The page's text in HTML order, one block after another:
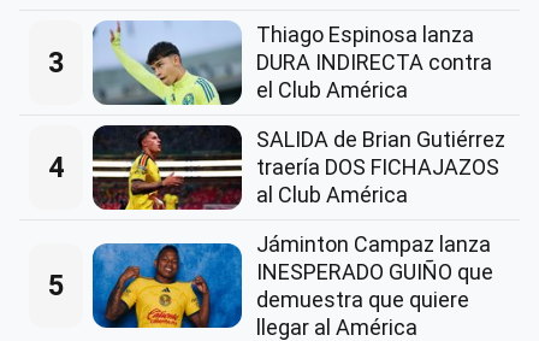
3
Thiago Espinosa lanza
DURA INDIRECTA contra
el Club América
4
SALIDA de Brian Gutiérrez
traería DOS FICHAJAZOS
al Club América
5
Jáminton Campaz lanza
INESPERADO GUIÑO que
demuestra que quiere
llegar al América